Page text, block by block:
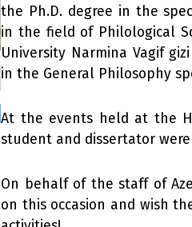
the Ph.D. degree in the
in the field of Philological
University Narmina Vagif
in the General Philosophy
At the events held at the
student and dissertator
On behalf of the staff of
on this occasion and wish